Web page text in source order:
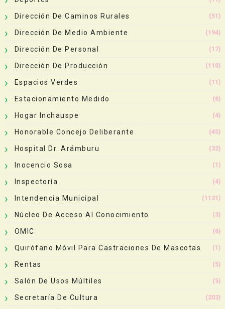
Dirección De Caminos Rurales (51)
Dirección De Medio Ambiente (194)
Dirección De Personal (17)
Dirección De Producción (110)
Espacios Verdes (11)
Estacionamiento Medido (6)
Hogar Inchauspe (4)
Honorable Concejo Deliberante (45)
Hospital Dr. Arámburu (32)
Inocencio Sosa (1)
Inspectoría (4)
Intendencia Municipal (1131)
Núcleo De Acceso Al Conocimiento (3)
OMIC (6)
Quirófano Móvil Para Castraciones De Mascotas (1)
Rentas (5)
Salón De Usos Múltiles (5)
Secretaría De Cultura (203)